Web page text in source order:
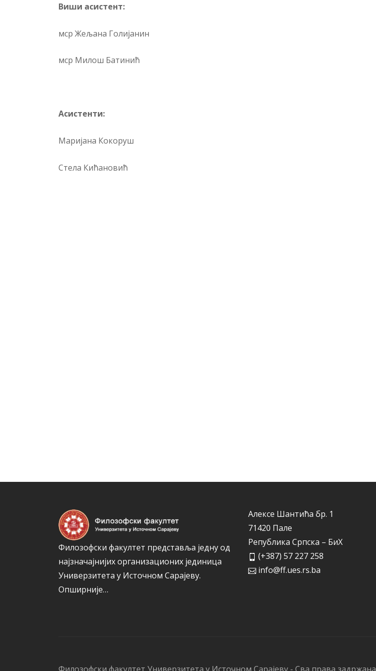
Виши асистент:
мср Жељана Голијанин
мср Милош Батинић
Асистенти:
Маријана Кокоруш
Стела Кићановић
Филозофски факултет представља једну од
најзначајнијих организационих јединица
Универзитета у Источном Сарајеву.
Опширније…
Алексе Шантића бр. 1
71420 Пале
Република Српска – БиХ
(+387) 57 227 258
info@ff.ues.rs.ba